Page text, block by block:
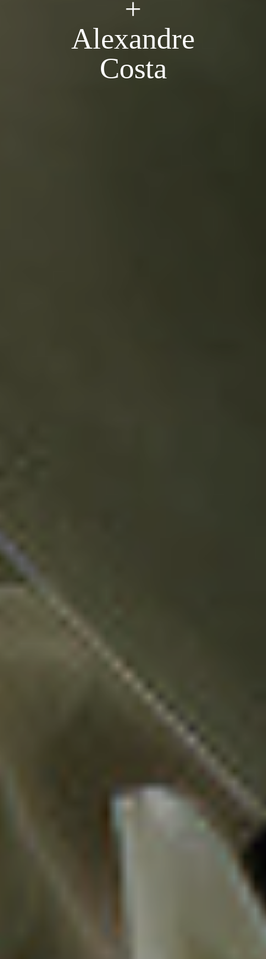
+
Alexandre
Costa